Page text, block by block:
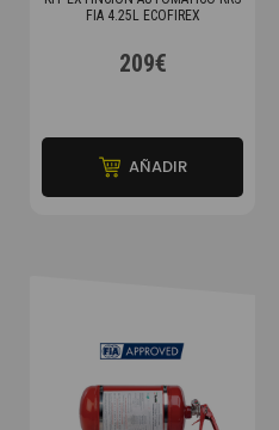
FIA 4.25L ECOFIREX
209€
AÑADIR